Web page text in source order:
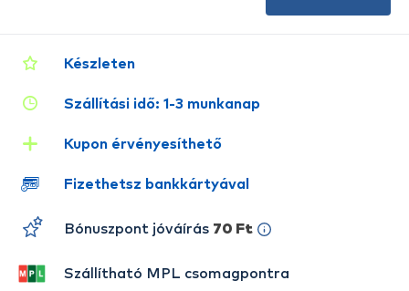
Készleten
Szállítási idő: 1-3 munkanap
Kupon érvényesíthető
Fizethetsz bankkártyával
Bónuszpont jóváírás 70 Ft
Szállítható MPL csomagpontra